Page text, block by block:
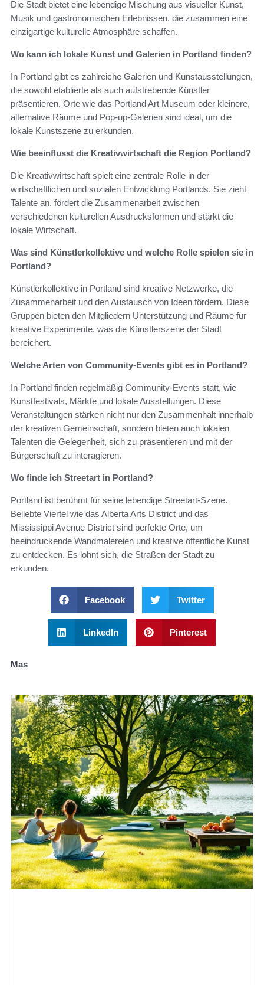
Die Stadt bietet eine lebendige Mischung aus visueller Kunst,
Musik und gastronomischen Erlebnissen, die zusammen eine
einzigartige kulturelle Atmosphäre schaffen.
Wo kann ich lokale Kunst und Galerien in Portland finden?
In Portland gibt es zahlreiche Galerien und Kunstausstellungen,
die sowohl etablierte als auch aufstrebende Künstler
präsentieren. Orte wie das Portland Art Museum oder kleinere,
alternative Räume und Pop-up-Galerien sind ideal, um die
lokale Kunstszene zu erkunden.
Wie beeinflusst die Kreativwirtschaft die Region Portland?
Die Kreativwirtschaft spielt eine zentrale Rolle in der
wirtschaftlichen und sozialen Entwicklung Portlands. Sie zieht
Talente an, fördert die Zusammenarbeit zwischen
verschiedenen kulturellen Ausdrucksformen und stärkt die
lokale Wirtschaft.
Was sind Künstlerkollektive und welche Rolle spielen sie in
Portland?
Künstlerkollektive in Portland sind kreative Netzwerke, die
Zusammenarbeit und den Austausch von Ideen fördern. Diese
Gruppen bieten den Mitgliedern Unterstützung und Räume für
kreative Experimente, was die Künstlerszene der Stadt
bereichert.
Welche Arten von Community-Events gibt es in Portland?
In Portland finden regelmäßig Community-Events statt, wie
Kunstfestivals, Märkte und lokale Ausstellungen. Diese
Veranstaltungen stärken nicht nur den Zusammenhalt innerhalb
der kreativen Gemeinschaft, sondern bieten auch lokalen
Talenten die Gelegenheit, sich zu präsentieren und mit der
Bürgerschaft zu interagieren.
Wo finde ich Streetart in Portland?
Portland ist berühmt für seine lebendige Streetart-Szene.
Beliebte Viertel wie das Alberta Arts District und das
Mississippi Avenue District sind perfekte Orte, um
beeindruckende Wandmalereien und kreative öffentliche Kunst
zu entdecken. Es lohnt sich, die Straßen der Stadt zu
erkunden.
Facebook Twitter
LinkedIn Pinterest
Mas